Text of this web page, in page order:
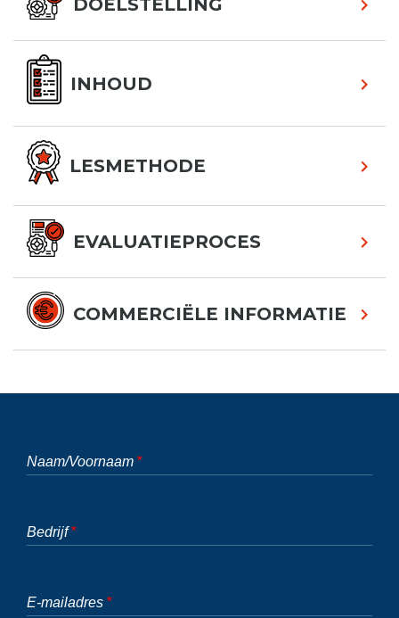
DOELSTELLING
INHOUD
LESMETHODE
EVALUATIEPROCES
COMMERCIËLE INFORMATIE
Naam/Voornaam
Bedrijf
E-mailadres